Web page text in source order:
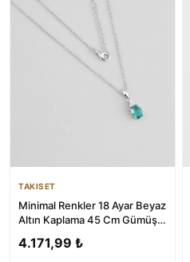
TAKISET
Minimal Renkler 18 Ayar Beyaz
Altın Kaplama 45 Cm Gümüş
4.171,99 ₺